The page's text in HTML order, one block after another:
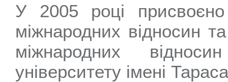
У 2005 році
міжнародних відносин
міжнародних
університету імені